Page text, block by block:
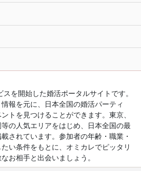
を開始した婚活ポータルサイトです。
報を元に、日本全国の婚活パーティ
トを見つけることができます。東京、
の人気エリアをはじめ、日本全国の最
されています。参加者の年齢・職業・
い条件をもとに、オミカレでピッタリ
お相手と出会いましょう。